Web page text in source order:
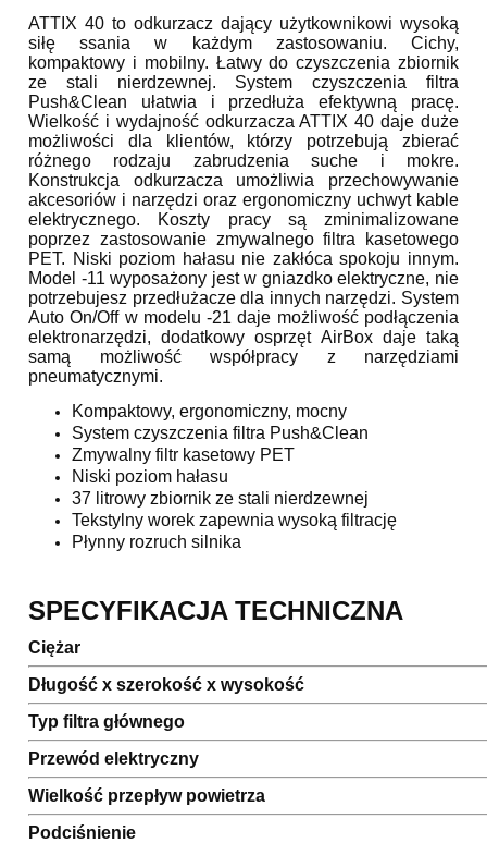
ATTIX 40 to odkurzacz dający użytkownikowi wysoką
siłę ssania w każdym zastosowaniu. Cichy,
kompaktowy i mobilny. Łatwy do czyszczenia zbiornik
ze stali nierdzewnej. System czyszczenia filtra
Push&Clean ułatwia i przedłuża efektywną pracę.
Wielkość i wydajność odkurzacza ATTIX 40 daje duże
możliwości dla klientów, którzy potrzebują zbierać
różnego rodzaju zabrudzenia suche i mokre.
Konstrukcja odkurzacza umożliwia przechowywanie
akcesoriów i narzędzi oraz ergonomiczny uchwyt kable
elektrycznego. Koszty pracy są zminimalizowane
poprzez zastosowanie zmywalnego filtra kasetowego
PET. Niski poziom hałasu nie zakłóca spokoju innym.
Model -11 wyposażony jest w gniazdko elektryczne, nie
potrzebujesz przedłużacze dla innych narzędzi. System
Auto On/Off w modelu -21 daje możliwość podłączenia
elektronarzędzi, dodatkowy osprzęt AirBox daje taką
samą możliwość współpracy z narzędziami
pneumatycznymi.
Kompaktowy, ergonomiczny, mocny
System czyszczenia filtra Push&Clean
Zmywalny filtr kasetowy PET
Niski poziom hałasu
37 litrowy zbiornik ze stali nierdzewnej
Tekstylny worek zapewnia wysoką filtrację
Płynny rozruch silnika
SPECYFIKACJA TECHNICZNA
Ciężar
Długość x szerokość x wysokość
Typ filtra głównego
Przewód elektryczny
Wielkość przepływ powietrza
Podciśnienie